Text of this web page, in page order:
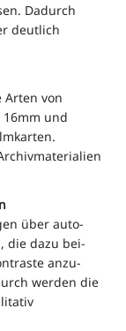
Dadurch
deut­lich
Arten von
und
über auto­
die dazu bei­
anzu­
wer­den die